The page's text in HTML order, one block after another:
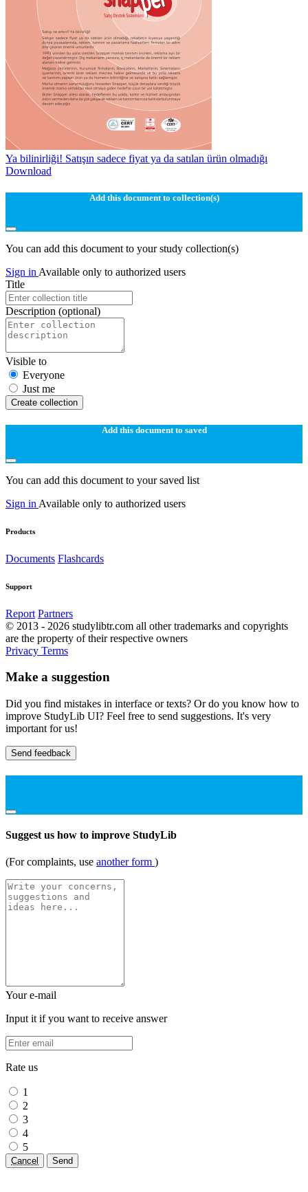
Ya bilinirliği! Satışın sadece fiyat ya da satılan ürün olmadığı
Download
Add this document to collection(s)
You can add this document to your study collection(s)
Sign in Available only to authorized users
Title
Description (optional)
Visible to
Everyone
Just me
Create collection
Add this document to saved
You can add this document to your saved list
Sign in Available only to authorized users
Products
Documents Flashcards
Support
Report Partners
© 2013 - 2026 studylibtr.com all other trademarks and copyrights
are the property of their respective owners
Privacy Terms
Make a suggestion
Did you find mistakes in interface or texts? Or do you know how to
improve StudyLib UI? Feel free to send suggestions. It's very
important for us!
Send feedback
Suggest us how to improve StudyLib
(For complaints, use another form )
Your e-mail
Input it if you want to receive answer
Rate us
1
2
3
4
5
Cancel Send